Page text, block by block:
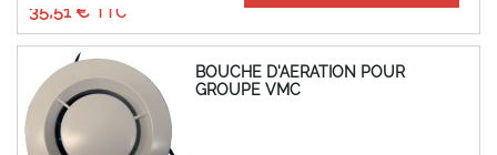
35,51 €
BOUCHE D'AERATION POUR
GROUPE VMC